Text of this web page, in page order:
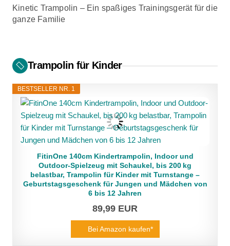
Kinetic Trampolin – Ein spaßiges Trainingsgerät für die
ganze Familie
Trampolin für Kinder
BESTSELLER NR. 1
FitinOne 140cm Kindertrampolin, Indoor und
Outdoor-Spielzeug mit Schaukel, bis 200 kg
belastbar, Trampolin für Kinder mit Turnstange –
Geburtstagsgeschenk für Jungen und Mädchen von
6 bis 12 Jahren
89,99 EUR
Bei Amazon kaufen*